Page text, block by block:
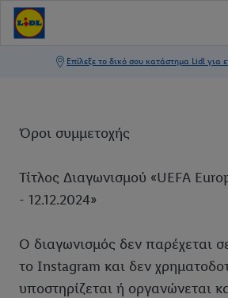
Όροι συμμετοχής
Τίτλος Διαγωνισμού «UEFA
- 12.12.2024»
Ο διαγωνισμός δεν παρέχεται
το Instagram και δεν
υποστηρίζεται ή οργανώνεται